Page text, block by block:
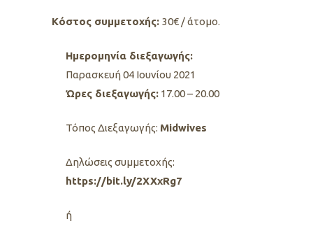
Kόστος συμμετοχής: 30€ / άτομο.
Ημερομηνία διεξαγωγής:
Παρασκευή 04 Ιουνίου 2021
Ώρες διεξαγωγής: 17.00 – 20.00
Τόπος Διεξαγωγής: Midwives
Δηλώσεις συμμετοχής:
https://bit.ly/2XXxRg7
ή